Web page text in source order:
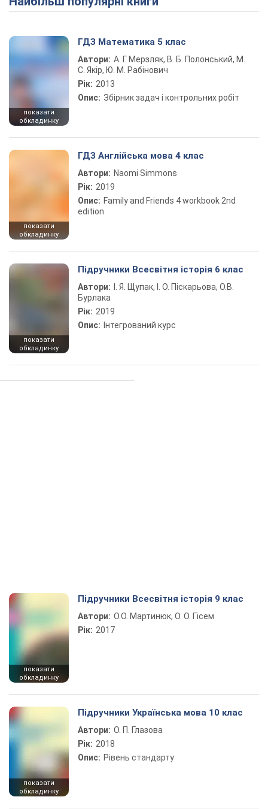
показати
обкладинку
ГДЗ Математика 5 клас
Автори: А. Г. Мерзляк, В. Б. Полонський, М.
С. Якір, Ю. М. Рабінович
Рік: 2013
Опис: Збірник задач і контрольних робіт
показати
обкладинку
ГДЗ Англійська мова 4 клас
Автори: Naomi Simmons
Рік: 2019
Опис: Family and Friends 4 workbook 2nd
edition
показати
обкладинку
Підручники Всесвітня історія 6 клас
Автори:
І. Я. Щупак, І. О. Піскарьова, О.В.
Бурлака
Рік: 2019
Опис: Інтегрований курс
показати
обкладинку
Підручники Всесвітня історія 9 клас
Автори: О.О. Мартинюк, О. О. Гісем
Рік: 2017
показати
обкладинку
Підручники Українська мова 10 клас
Автори: О. П. Глазова
Рік: 2018
Опис: Рівень стандарту